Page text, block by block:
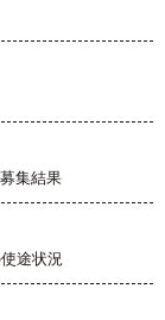
集結果
途状況